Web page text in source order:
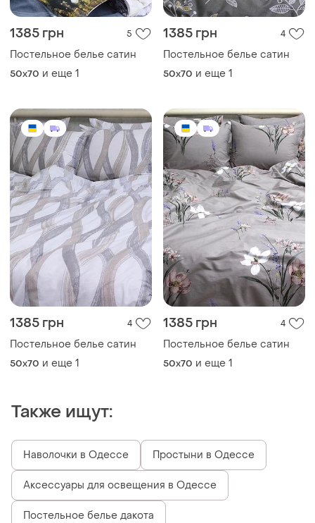
1385 грн 5
Постельное белье сатин
50x70 и еще 1
1385 грн 4
Постельное белье сатин
50x70 и еще 1
1385 грн 4
Постельное белье сатин
50x70 и еще 1
1385 грн 4
Постельное белье сатин
50x70 и еще 1
Также ищут:
Наволочки в Одессе Простыни в Одессе
Аксессуары для освещения в Одессе
Постельное белье дакота